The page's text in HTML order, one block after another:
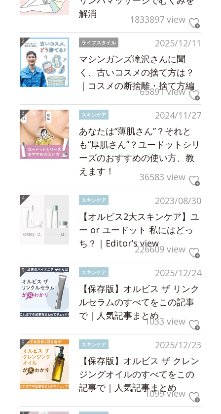
解消
1833897 view
2025/12/11
ライフスタイル
マシンガンズ滝沢さんに聞
く、古いコスメの捨て方は？
｜コスメの断捨離・捨て方編
65891 view
2024/11/27
スキンケア
あなたは“薄肌さん”？それと
も“厚肌さん”？ユードットシリ
ーズのおすすめの使い方、教
えます！
36583 view
2023/08/30
スキンケア
【オルビス2大スキンケア】ユ
ー or ユードット 私にはどっ
ち？｜Editor’s view226609 view
2025/12/24
スキンケア
【保存版】オルビス ザ リンク
ルセラムのすべてをこの記事
で｜人気記事まとめ1033 view
2025/12/23
スキンケア
【保存版】オルビス ザ クレン
ジングオイルのすべてをこの
記事で｜人気記事まとめ
1099 view